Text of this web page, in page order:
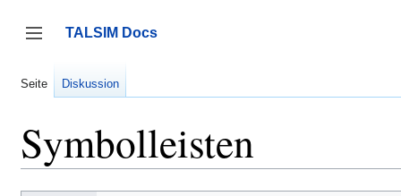
springen
Seitenleiste umschalten
TALSIM Docs
Seite Diskussion
Symbolleisten